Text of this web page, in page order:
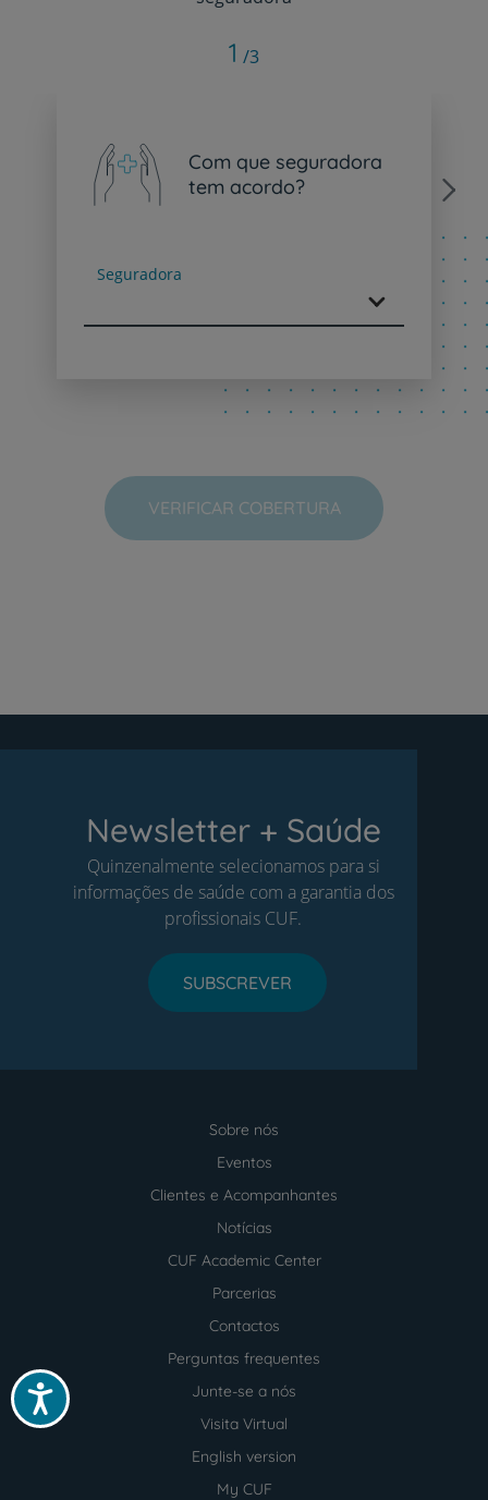
Acessibilidade
Com que seguradora
tem acordo?
Seguradora
Next
1 /3
VERIFICAR COBERTURA
Newsletter + Saúde
Quinzenalmente selecionamos para si
informações de saúde com a garantia dos
profissionais CUF.
SUBSCREVER
Sobre nós
Eventos
Clientes e Acompanhantes
Notícias
CUF Academic Center
Parcerias
Contactos
Perguntas frequentes
Junte-se a nós
Visita Virtual
English version
My CUF